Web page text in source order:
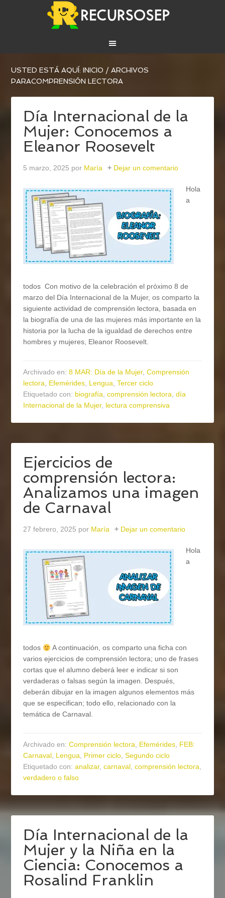
USTED ESTÁ AQUÍ:INICIO / ARCHIVOS
PARACOMPRENSIÓN LECTORA
Día Internacional de la
Mujer: Conocemos a
Eleanor Roosevelt
5 marzo, 2025 por María Dejar un comentario
Hola
a
todos Con motivo de la celebración el próximo 8 de
marzo del Día Internacional de la Mujer, os comparto la
siguiente actividad de comprensión lectora, basada en
la biografía de una de las mujeres más importante en la
historia por la lucha de la igualdad de derechos entre
hombres y mujeres, Eleanor Roosevelt.
Archivado en:8 MAR: Día de la Mujer,Comprensión
lectora, Efemérides, Lengua,Tercer ciclo
Etiquetado con: biografía,comprensión lectora,día
Internacional de la Mujer, lectura comprensiva
Ejercicios de
comprensión lectora:
Analizamos una imagen
de Carnaval
27 febrero, 2025 por María Dejar un comentario
Hola
a
todos
A continuación, os comparto una ficha con
varios ejercicios de comprensión lectora; uno de frases
cortas que el alumno deberá leer e indicar si son
verdaderas o falsas según la imagen. Después,
deberán dibujar en la imagen algunos elementos más
que se especifican; todo ello, relacionado con la
temática de Carnaval.
Archivado en:Comprensión lectora, Efemérides, FEB:
Carnaval, Lengua, Primer ciclo,Segundo ciclo
Etiquetado con:analizar,carnaval,comprensión lectora,
verdadero o falso
Día Internacional de la
Mujer y la Niña en la
Ciencia: Conocemos a
Rosalind Franklin